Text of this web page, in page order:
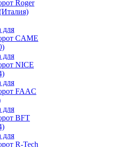
Roger
для
CAME
для
NICE
для
FAAC
для
BFT
для
R-Tech